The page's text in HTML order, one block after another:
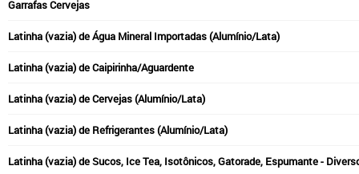
Garrafas Cervejas
Latinha (vazia) de Água Mineral Importadas (Alumínio/Lata)
Latinha (vazia) de Caipirinha/Aguardente
Latinha (vazia) de Cervejas (Alumínio/Lata)
Latinha (vazia) de Refrigerantes (Alumínio/Lata)
Latinha (vazia) de Sucos, Ice Tea, Isotônicos, Gatorade, Espumante -